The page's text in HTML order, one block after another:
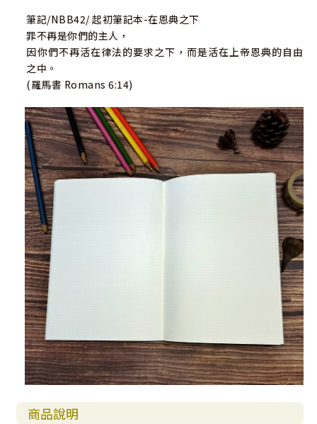
筆記/NBB42/ 起初筆記本-在恩典之下
罪不再是你們的主人，
因你們不再活在律法的要求之下，而是活在上帝恩典的自由
之中。
(羅馬書 Romans 6:14)
商品說明